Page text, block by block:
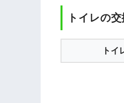
トイレの
トイ